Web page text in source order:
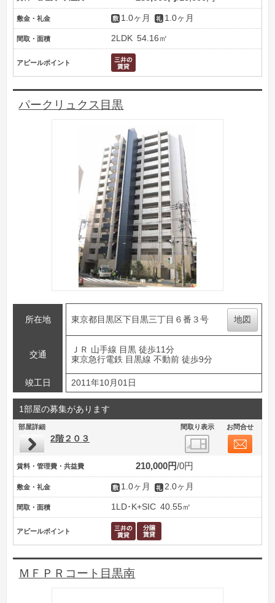
敷金・礼金 1.0ヶ月 1.0ヶ月
間取・面積 2LDK 54.16㎡
アピールポイント
パークリュクス目黒
所在地 東京都目黒区下目黒三丁目６番３号 地図
交通
ＪＲ 山手線 目黒 徒歩11分
東京急行電鉄 目黒線 不動前 徒歩9分
竣工日 2011年10月01日
1部屋の募集があります
部屋詳細 間取り表示 お問合せ
2階２０３
賃料・管理費・共益費 210,000円 0円
敷金・礼金 1.0ヶ月 2.0ヶ月
間取・面積 1LD･K+SIC 40.55㎡
アピールポイント
ＭＦＰＲコート目黒南